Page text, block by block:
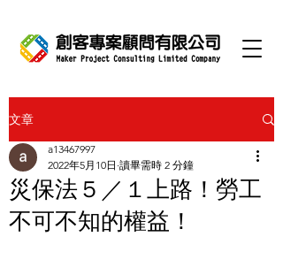
文章
災保法５／１上路！勞工
不可不知的權益！
a13467997
2022年5月10日 讀畢需時 2 分鐘